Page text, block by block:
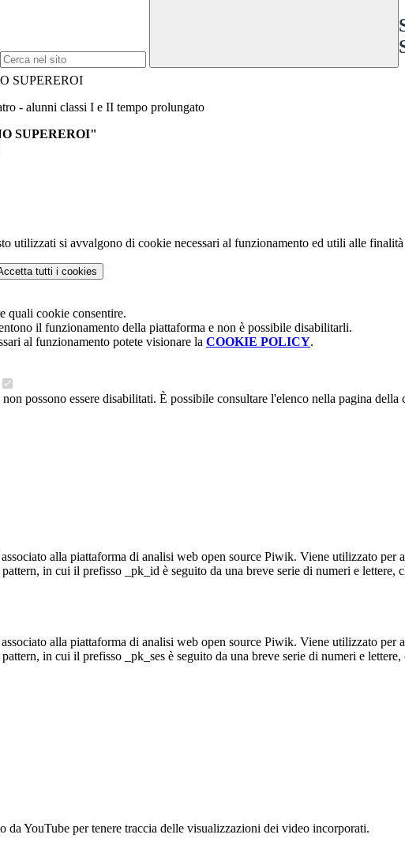
- alunni classi I e II tempo prolungato
SUPEREROI"
utilizzati si avvalgono di cookie necessari al funzionamento ed utili alle
tutti i cookies
quali cookie consentire.
il funzionamento della piattaforma e non è possibile disabilitarli.
al funzionamento potete visionare la COOKIE POLICY.
possono essere disabilitati. È possibile consultare l'elenco nella pagina della
alla piattaforma di analisi web open source Piwik. Viene utilizzato
in cui il prefisso _pk_id è seguito da una breve serie di numeri e
alla piattaforma di analisi web open source Piwik. Viene utilizzato
in cui il prefisso _pk_ses è seguito da una breve serie di numeri e
da YouTube per tenere traccia delle visualizzazioni dei video incorporati.